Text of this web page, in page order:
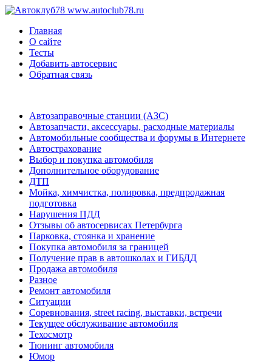
www.autoclub78.ru
Главная
О сайте
Тесты
Добавить автосервис
Обратная связь
Автозаправочные станции (АЗС)
Автозапчасти, аксессуары, расходные материалы
Автомобильные сообщества и форумы в Интернете
Автострахование
Выбор и покупка автомобиля
Дополнительное оборудование
ДТП
Мойка, химчистка, полировка, предпродажная
подготовка
Нарушения ПДД
Отзывы об автосервисах Петербурга
Парковка, стоянка и хранение
Покупка автомобиля за границей
Получение прав в автошколах и ГИБДД
Продажа автомобиля
Разное
Ремонт автомобиля
Ситуации
Соревнования, street racing, выставки, встречи
Текущее обслуживание автомобиля
Техосмотр
Тюнинг автомобиля
Юмор